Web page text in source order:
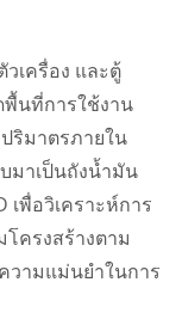
เครื่อง และตู้
พื้นที่การใช้งาน
ริมาตรภายใน
มาเป็นถังน้ำมัน
เพื่อวิเคราะห์การ
โครงสร้างตาม
วามแม่นยำในการ